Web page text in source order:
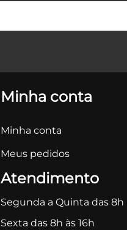
Minha conta
Minha conta
Meus pedidos
Atendimento
Segunda a Quinta das 8h
Sexta das 8h às 16h